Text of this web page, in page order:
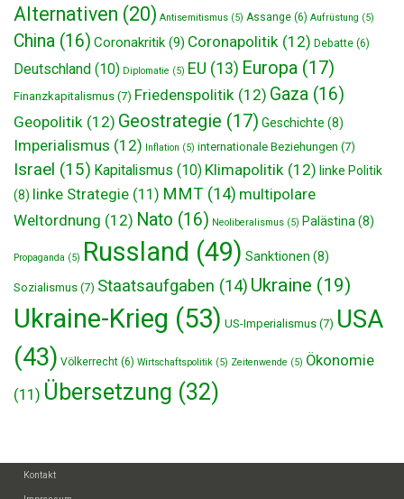
Alternativen (20) Antisemitismus (5) Assange (6) Aufrüstung (5)
China (16) Coronakritik (9) Coronapolitik (12) Debatte (6)
Deutschland (10) Diplomatie (5) EU (13) Europa (17)
Finanzkapitalismus (7) Friedenspolitik (12) Gaza (16)
Geopolitik (12) Geostrategie (17) Geschichte (8)
Imperialismus (12) Inflation (5) internationale Beziehungen (7)
Israel (15) Kapitalismus (10) Klimapolitik (12) linke Politik
(8) linke Strategie (11) MMT (14) multipolare
Weltordnung (12) Nato (16) Neoliberalismus (5) Palästina (8)
Propaganda (5) Russland (49) Sanktionen (8)
Sozialismus (7) Staatsaufgaben (14) Ukraine (19)
Ukraine-Krieg (53) US-Imperialismus (7) USA
(43) Völkerrecht (6) Wirtschaftspolitik (5) Zeitenwende (5) Ökonomie
(11) Übersetzung (32)
Kontakt